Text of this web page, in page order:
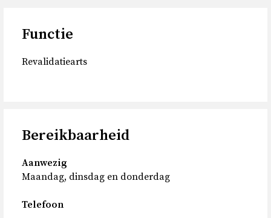
Functie
Revalidatiearts
Bereikbaarheid
Aanwezig
Maandag, dinsdag en donderdag
Telefoon